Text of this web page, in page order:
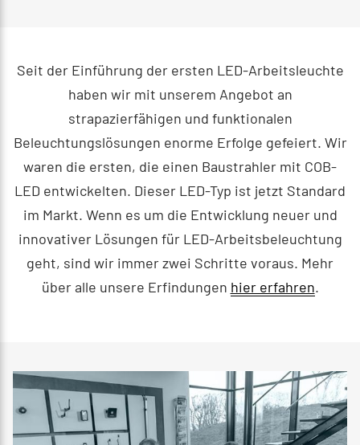
Seit der Einführung der ersten LED-Arbeitsleuchte
haben wir mit unserem Angebot an
strapazierfähigen und funktionalen
Beleuchtungslösungen enorme Erfolge gefeiert. Wir
waren die ersten, die einen Baustrahler mit COB-
LED entwickelten. Dieser LED-Typ ist jetzt Standard
im Markt. Wenn es um die Entwicklung neuer und
innovativer Lösungen für LED-Arbeitsbeleuchtung
geht, sind wir immer zwei Schritte voraus. Mehr
über alle unsere Erfindungen hier erfahren.